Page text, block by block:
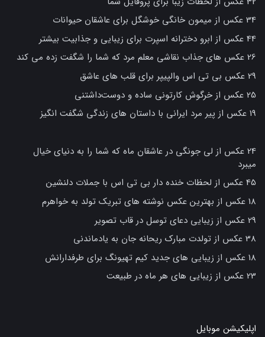
34 عکس از میمون خانگی خوشگل برای عاشقان حیوانات
44 عکس از ابرو دخترانه اسپرت برای زیبایی و جذابیت بیشتر
26 عکس های جذاب نقاشی معلم مرد که شما را شگفت زده می کند
29 عکس بی تی اس والپیپر برای قلب های عاشق
25 عکس از خرگوش کارتونی ساده و دوست‌داشتنی
19 عکس از پیر مرد ایرانی با داستان های زندگی شگفت انگیز
24 عکس از لی جونگی در عاشقان ماه که شما را به دنیای خیال
میبرد
45 عکس از لحظات خنده دار بی تی اس با جملات دلنشین
18 عکس از بهترین عکس نوشته های تبریک تولد به خواهرم
29 عکس از زیبایی دعای توسل در قاب تصویر
38 عکس از تولدت مبارک ریحانه جان به یادماندنی
18 عکس از زیبایی های جدید کیم تهیونگ برای طرفدارانش
23 عکس از زیبایی های هر ماه در طبیعت
اپلیکیشن موبایل